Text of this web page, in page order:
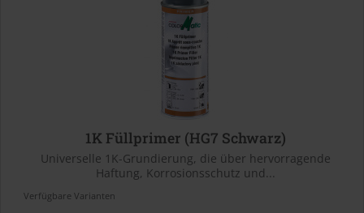
1K Füllprimer (HG7 Schwarz)
Universelle 1K-Grundierung, die über hervorragende
Haftung, Korrosionsschutz und...
Verfügbare Varianten